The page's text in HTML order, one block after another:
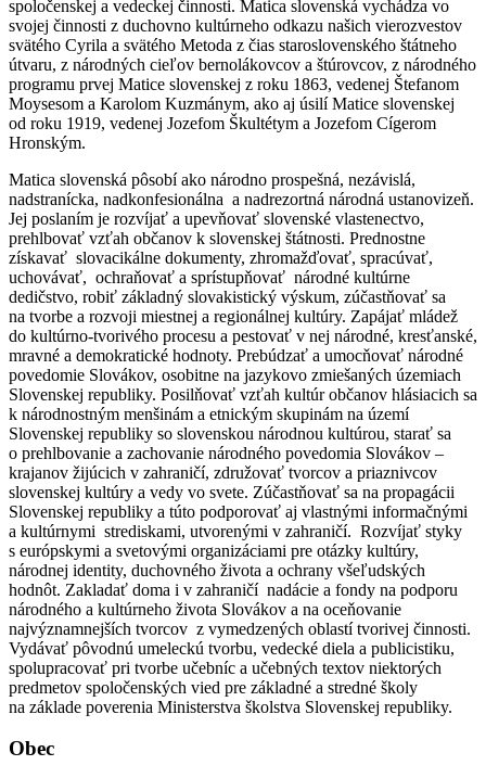
spoločenskej a vedeckej činnosti. Matica slovenská vychádza vo
svojej činnosti z duchovno kultúrneho odkazu našich vierozvestov
svätého Cyrila a svätého Metoda z čias staroslovenského štátneho
útvaru, z národných cieľov bernolákovcov a štúrovcov, z národného
programu prvej Matice slovenskej z roku 1863, vedenej Štefanom
Moysesom a Karolom Kuzmánym, ako aj úsilí Matice slovenskej
od roku 1919, vedenej Jozefom Škultétym a Jozefom Cígerom
Hronským.
Matica slovenská pôsobí ako národno prospešná, nezávislá,
nadstranícka, nadkonfesionálna a nadrezortná národná ustanovizeň.
Jej poslaním je rozvíjať a upevňovať slovenské vlastenectvo,
prehlbovať vzťah občanov k slovenskej štátnosti. Prednostne
získavať slovacikálne dokumenty, zhromažďovať, spracúvať,
uchovávať, ochraňovať a sprístupňovať národné kultúrne
dedičstvo, robiť základný slovakistický výskum, zúčastňovať sa
na tvorbe a rozvoji miestnej a regionálnej kultúry. Zapájať mládež
do kultúrno-tvorivého procesu a pestovať v nej národné, kresťanské,
mravné a demokratické hodnoty. Prebúdzať a umocňovať národné
povedomie Slovákov, osobitne na jazykovo zmiešaných územiach
Slovenskej republiky. Posilňovať vzťah kultúr občanov hlásiacich sa
k národnostným menšinám a etnickým skupinám na území
Slovenskej republiky so slovenskou národnou kultúrou, starať sa
o prehlbovanie a zachovanie národného povedomia Slovákov –
krajanov žijúcich v zahraničí, združovať tvorcov a priaznivcov
slovenskej kultúry a vedy vo svete. Zúčastňovať sa na propagácii
Slovenskej republiky a túto podporovať aj vlastnými informačnými
a kultúrnymi strediskami, utvorenými v zahraničí. Rozvíjať styky
s európskymi a svetovými organizáciami pre otázky kultúry,
národnej identity, duchovného života a ochrany všeľudských
hodnôt. Zakladať doma i v zahraničí nadácie a fondy na podporu
národného a kultúrneho života Slovákov a na oceňovanie
najvýznamnejších tvorcov z vymedzených oblastí tvorivej činnosti.
Vydávať pôvodnú umeleckú tvorbu, vedecké diela a publicistiku,
spolupracovať pri tvorbe učebníc a učebných textov niektorých
predmetov spoločenských vied pre základné a stredné školy
na základe poverenia Ministerstva školstva Slovenskej republiky.
Obec